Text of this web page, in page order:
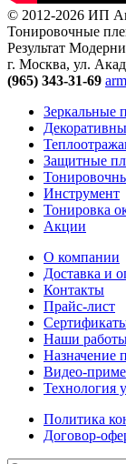
© 2012-2026 ИП
Тонировочные
Результат
г. Москва, ул.
(965) 343-31-69
Зеркальные
Защитные
Инструмент
Тонировка
Акции
О компании
Доставка и
Контакты
Прайс-лист
Наши
Назначение
Видео-
Технология
Политика
Договор-